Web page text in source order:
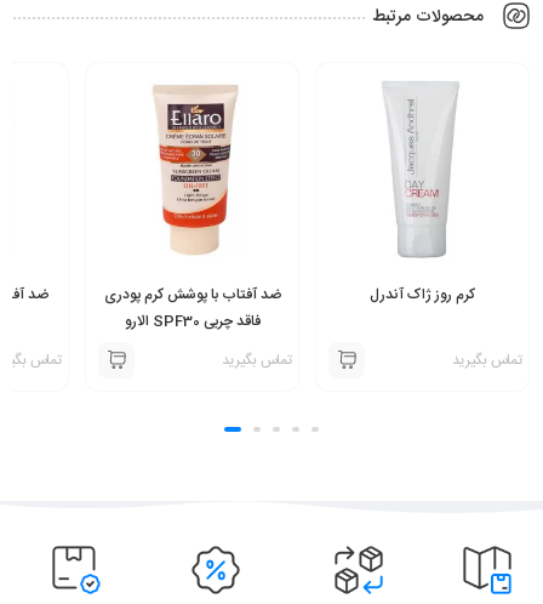
محصولات مرتبط
کرم روز ژاک آندرل
تماس بگیرید
ضد آفتاب با پوشش کرم پودری
فاقد چربی SPF30 الارو
تماس بگیرید
ضد
تماس